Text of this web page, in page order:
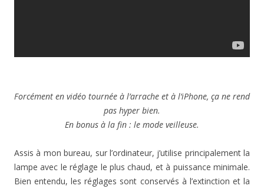
Forcément en vidéo tournée à l’arrache et à l’iPhone, ça ne rend
pas hyper bien.
En bonus à la fin : le mode veilleuse.
Assis à mon bureau, sur l’ordinateur, j’utilise principalement la
lampe avec le réglage le plus chaud, et à puissance minimale.
Bien entendu, les réglages sont conservés à l’extinction et la